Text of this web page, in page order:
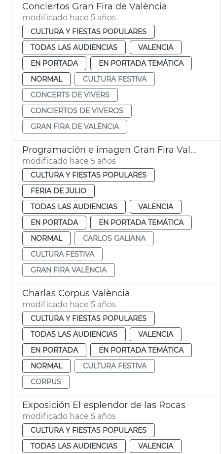
Conciertos Gran Fira de València
modificado hace 5 años
CULTURA Y FIESTAS POPULARES
TODAS LAS AUDIENCIAS
VALENCIA
EN PORTADA
EN PORTADA TEMÁTICA
NORMAL
CULTURA FESTIVA
CONCERTS DE VIVERS
CONCIERTOS DE VIVEROS
GRAN FIRA DE VALÈNCIA
Programación e imagen Gran Fira València
modificado hace 5 años
CULTURA Y FIESTAS POPULARES
FERIA DE JULIO
TODAS LAS AUDIENCIAS
VALENCIA
EN PORTADA
EN PORTADA TEMÁTICA
NORMAL
CARLOS GALIANA
CULTURA FESTIVA
GRAN FIRA VALÈNCIA
Charlas Corpus València
modificado hace 5 años
CULTURA Y FIESTAS POPULARES
TODAS LAS AUDIENCIAS
VALENCIA
EN PORTADA
EN PORTADA TEMÁTICA
NORMAL
CULTURA FESTIVA
CORPUS
Exposición El esplendor de las Rocas
modificado hace 5 años
CULTURA Y FIESTAS POPULARES
TODAS LAS AUDIENCIAS
VALENCIA